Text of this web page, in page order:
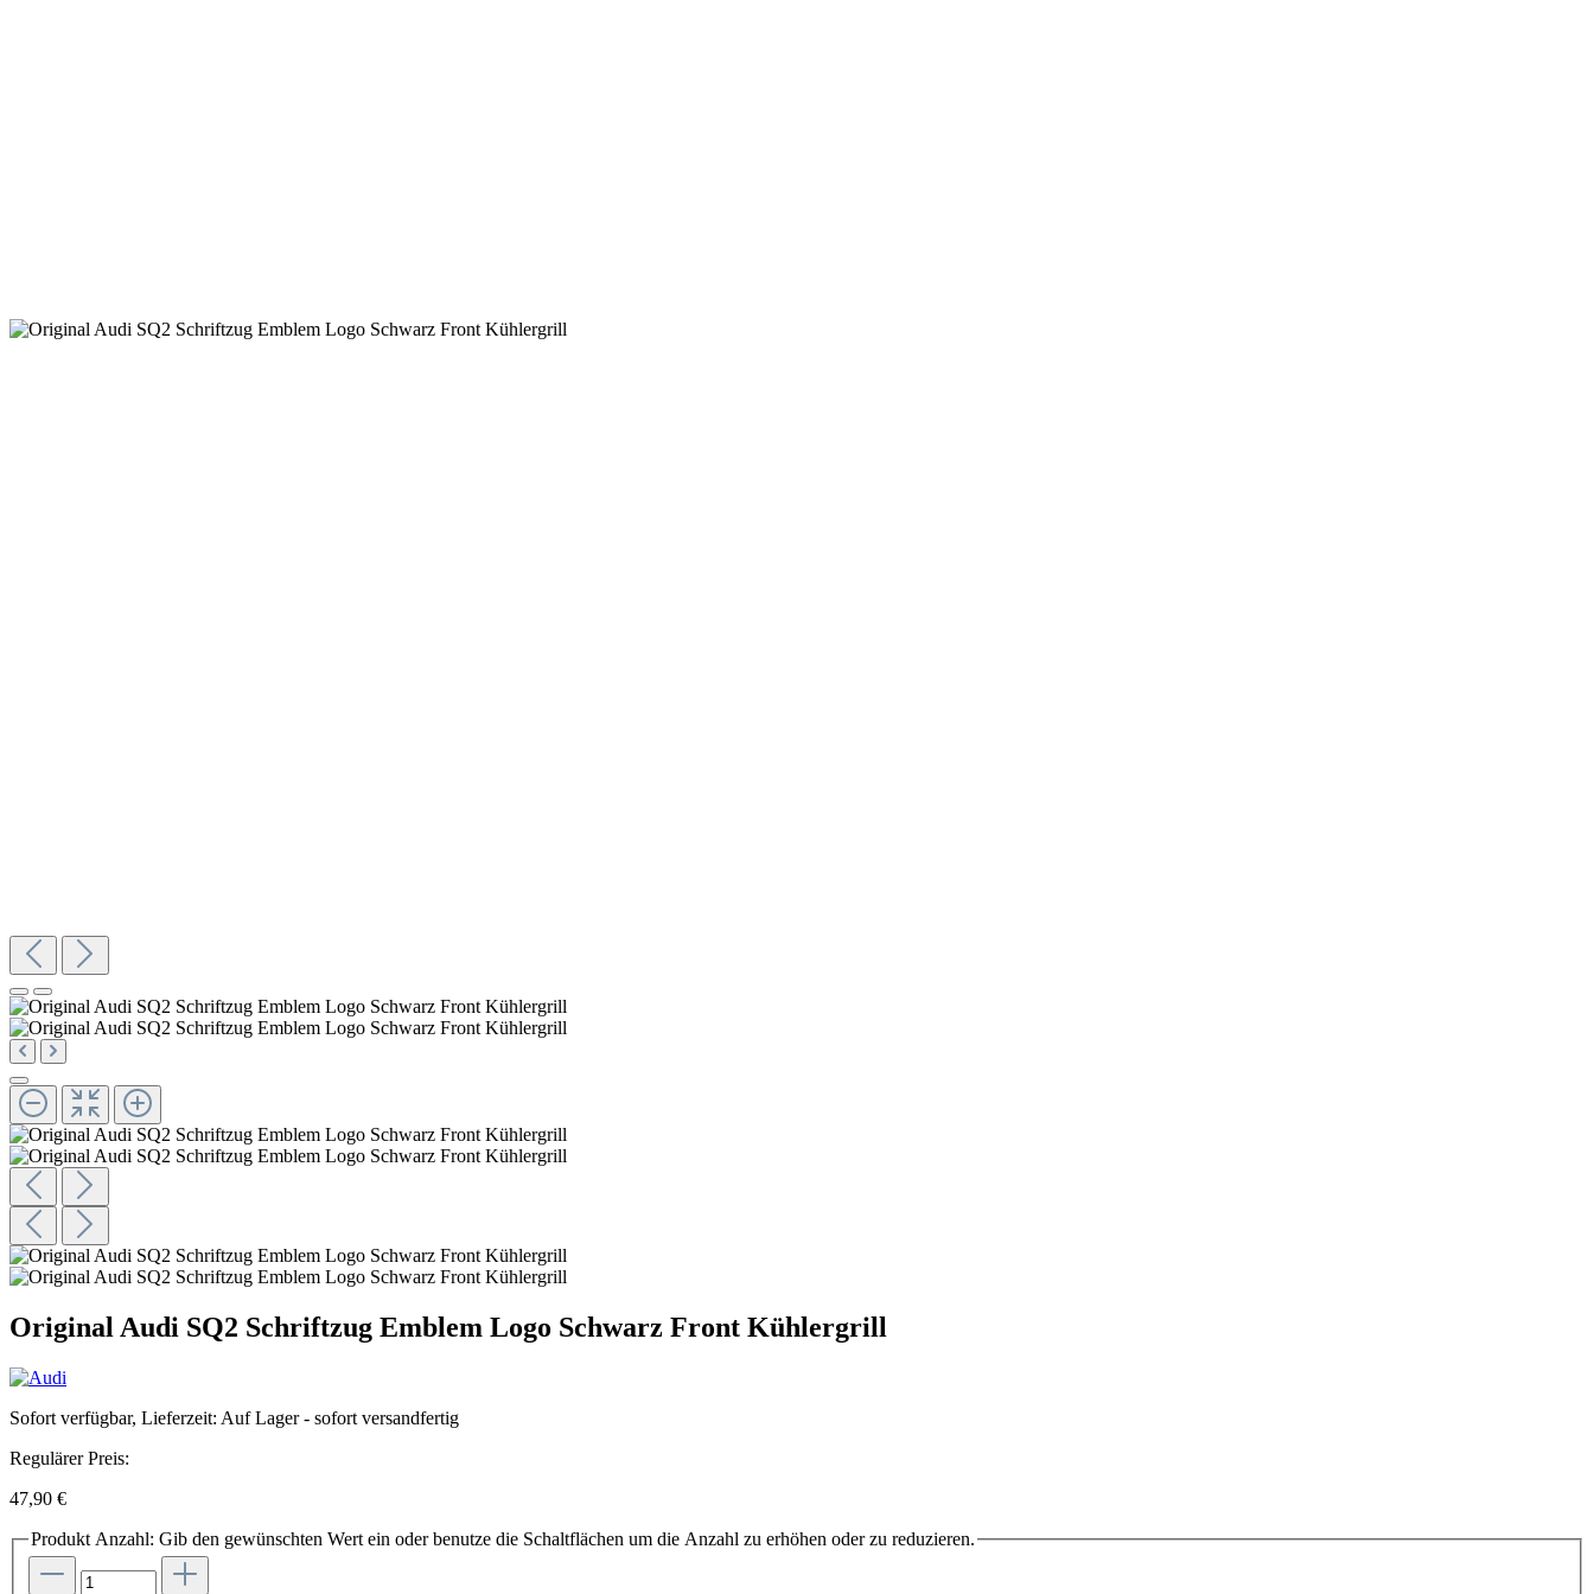
Original Audi SQ2 Schriftzug Emblem Logo Schwarz Front Kühlergrill
Sofort verfügbar, Lieferzeit: Auf Lager - sofort versandfertig
Regulärer Preis:
47,90 €
Produkt Anzahl: Gib den gewünschten Wert ein oder benutze die Schaltflächen um die Anzahl zu erhöhen oder zu reduzieren.